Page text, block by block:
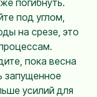
под углом,
на срезе, это
пока весна
запущенное
усилий для